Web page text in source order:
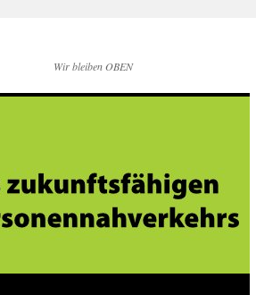
Wir bleiben OBEN